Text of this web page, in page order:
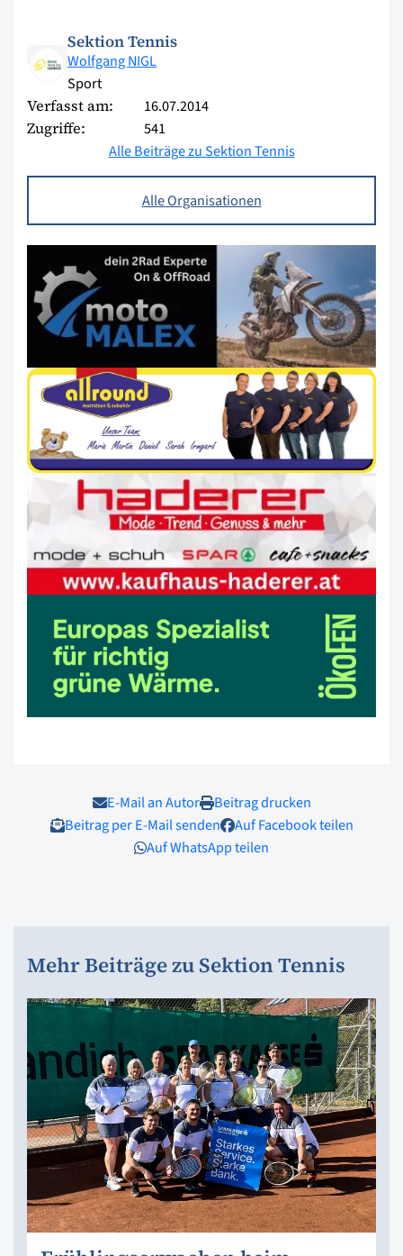
Sektion Tennis
Wolfgang NIGL
Sport
Verfasst am: 16.07.2014
Zugriffe:
541
Alle Beiträge zu Sektion Tennis
Alle Organisationen
E-Mail an Autor
Beitrag drucken
Beitrag per E-Mail senden
Auf Facebook teilen
Auf WhatsApp teilen
Mehr Beiträge zu Sektion Tennis